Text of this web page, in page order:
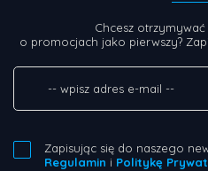
Chcesz
o promocjach jako pierwszy?
Zapisując się do naszego
Regulamin i Politykę